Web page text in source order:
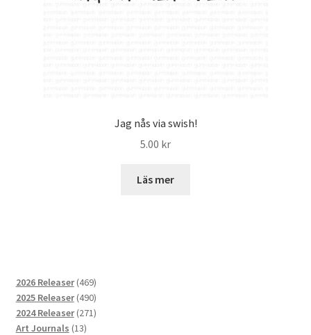
Jag nås via swish!
5.00 kr
Läs mer
2026 Releaser 469469
produkter
2025 Releaser 490490
produkter
2024 Releaser 271271
Art Journals 1313